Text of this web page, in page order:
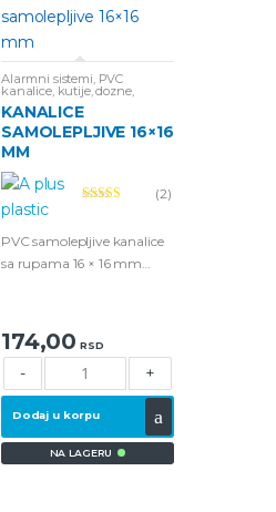
Alarmni sistemi, PVC
kanalice, kutije, dozne,
Samolepljive kanalice
KANALICE
SAMOLEPLJIVE 16×16
MM
(2)
PVC samolepljive kanalice
sa rupama 16 × 16 mm
174,00 RSD
- +
Dodaj u korpu
NA LAGERU